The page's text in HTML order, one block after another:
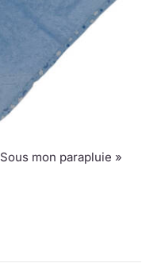
mon parapluie »